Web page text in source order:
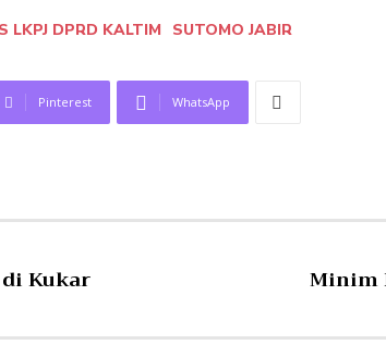
LKPJ DPRD KALTIM SUTOMO JABIR
Pinterest WhatsApp
Kukar Minim